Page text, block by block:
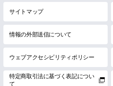
サイトマップ
情報の外部送信について
ウェブアクセシビリティポリシー
特定商取引法に基づく表記につい
て